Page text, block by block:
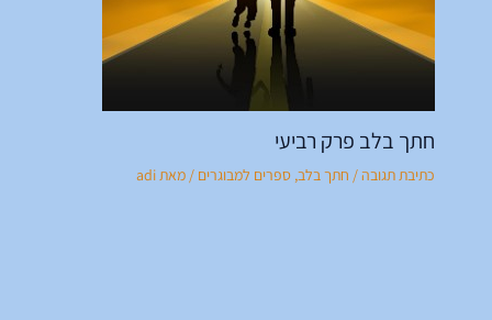
חתך בלב פרק רביעי
כתיבת תגובה/ חתך בלב, ספרים למבוגרים / מאת adi